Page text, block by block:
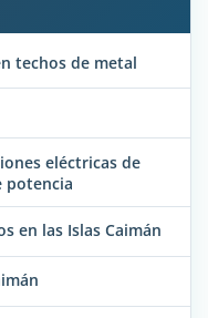
techos de metal
eléctricas de
potencia
en las Islas Caimán